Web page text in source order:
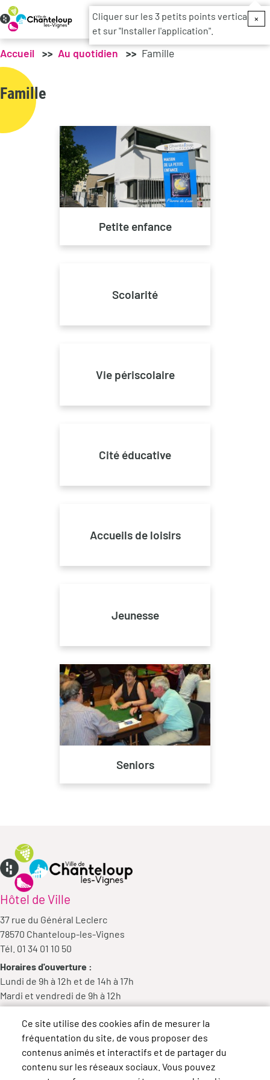
Menu
Accueil Au quotidien Famille
Famille
Petite enfance
Scolarité
Vie périscolaire
Cité éducative
Accueils de loisirs
Jeunesse
Seniors
Hôtel de Ville
37 rue du Général Leclerc
78570 Chanteloup-les-Vignes
Tél. 01 34 01 10 50
Horaires d'ouverture :
Lundi de 9h à 12h et de 14h à 17h
Mardi et vendredi de 9h à 12h
Mercredi de 9h à 12h et de 14h à 18h
Jeudi de 14h à 17h
Ce site utilise des cookies afin de mesurer la
fréquentation du site, de vous proposer des
contenus animés et interactifs et de partager du
contenu sur les réseaux sociaux. Vous pouvez
×
Cliquer sur les 3 petits points verticaux
et sur "Installer l'application".